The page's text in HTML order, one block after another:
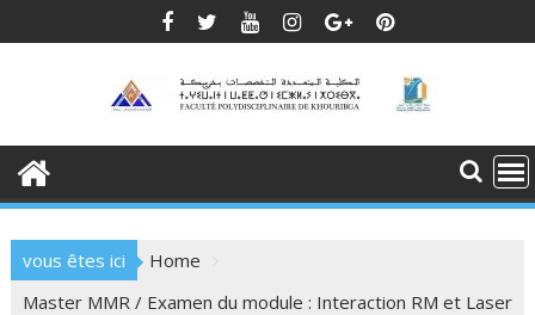
to
vous êtes ici
Home
Master MMR / Examen du module : Interaction RM et Laser